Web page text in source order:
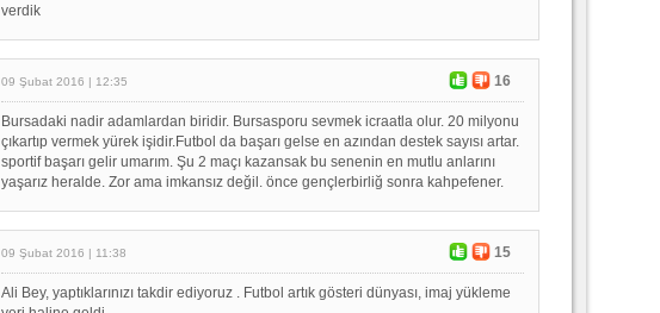
verdik
09 Şubat 2016 | 12:35 16
Bursadaki nadir adamlardan biridir. Bursasporu sevmek icraatla olur. 20 milyonu
çıkartıp vermek yürek işidir.Futbol da başarı gelse en azından destek sayısı artar.
sportif başarı gelir umarım. Şu 2 maçı kazansak bu senenin en mutlu anlarını
yaşarız heralde. Zor ama imkansız değil. önce gençlerbirliğ sonra kahpefener.
09 Şubat 2016 | 11:38 15
Ali Bey, yaptıklarınızı takdir ediyoruz . Futbol artık gösteri dünyası, imaj yükleme